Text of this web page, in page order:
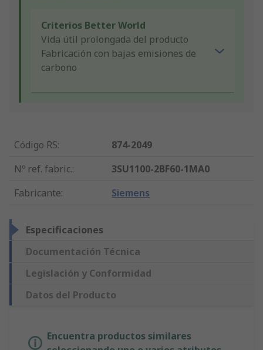
Criterios Better World
Vida útil prolongada del producto
Fabricación con bajas emisiones de
carbono
Código RS:
874-2049
Nº ref. fabric.:
3SU1100-2BF60-1MA0
Fabricante: Siemens
Especificaciones
Documentación Técnica
Legislación y Conformidad
Datos del Producto
Encuentra productos similares